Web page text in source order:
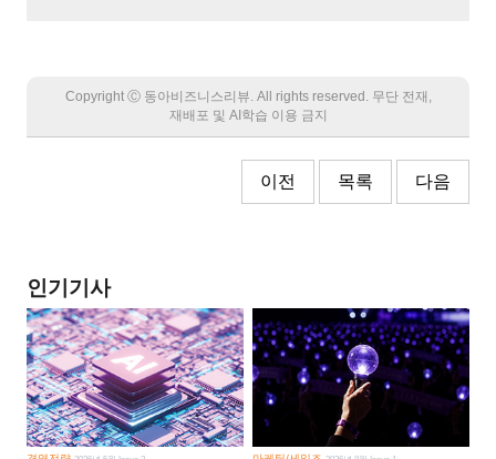
Copyright Ⓒ 동아비즈니스리뷰. All rights reserved. 무단 전재,
재배포 및 AI학습 이용 금지
이전 목록 다음
인기기사